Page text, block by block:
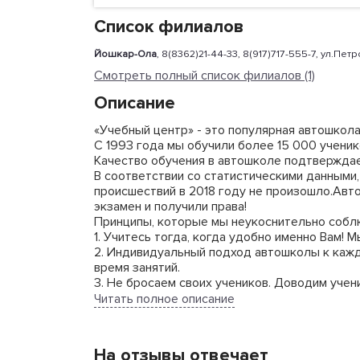
Список филиалов
Йошкар-Ола, 8(8362)21-44-33, 8(917)717-555-7,
Смотреть полный список филиалов (1)
Описание
«Учебный центр» - это популярная
С 1993 года мы обучили более 15 000
Качество обучения в автошколе
В соответствии со статистическими
происшествий в 2018 году не
экзамен и получили права!
Принципы, которые мы неукоснительно
1. Учитесь тогда, когда удобно именно
2. Индивидуальный подход автошколы к
время занятий.
3. Не бросаем своих учеников. Доводим
4. Используем только актуальное и
Читать полное описание
На отзывы отвечает